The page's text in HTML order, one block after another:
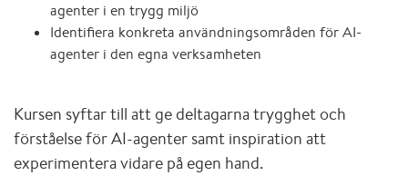
agenter i en trygg miljö
Identifiera konkreta användningsområden för AI-
agenter i den egna verksamheten
Kursen syftar till att ge deltagarna trygghet och
förståelse för AI-agenter samt inspiration att
experimentera vidare på egen hand.